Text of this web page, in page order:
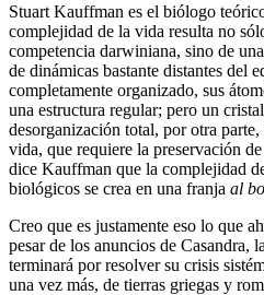
Stuart Kauffman es el biólogo
complejidad de la vida resulta no
competencia darwiniana, sino de
de dinámicas bastante distantes del
completamente organizado, sus
una estructura regular; pero un
desorganización total, por otra
vida, que requiere la preservación
dice Kauffman que la complejidad
biológicos se crea en una franja al
Creo que es justamente eso lo que
pesar de los anuncios de Casandra,
terminará por resolver su crisis
una vez más, de tierras griegas y